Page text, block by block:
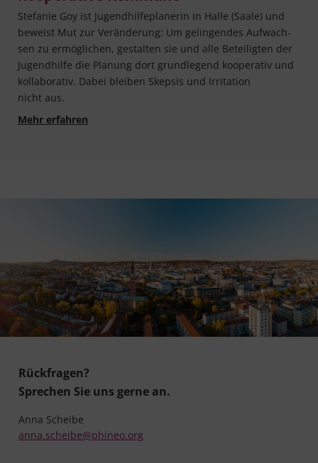
Ste­fa­nie Goy ist Jugend­hil­fe­pla­ne­rin in Hal­le (Saa­le) und
beweist Mut zur Ver­än­de­rung: Um gelin­gen­des Auf­wach­
sen zu ermög­li­chen, gestal­ten sie und alle Betei­lig­ten der
Jugend­hil­fe die Pla­nung dort grund­le­gend koope­ra­tiv und
kol­la­bo­ra­tiv. Dabei blei­ben Skep­sis und Irri­ta­ti­on
nicht aus.
Mehr erfahrenPositiv irritierend – Die Jugendhilfeplanung in
Rückfragen?
Sprechen Sie uns gerne an.
Anna Scheibe
anna.scheibe@phineo.org